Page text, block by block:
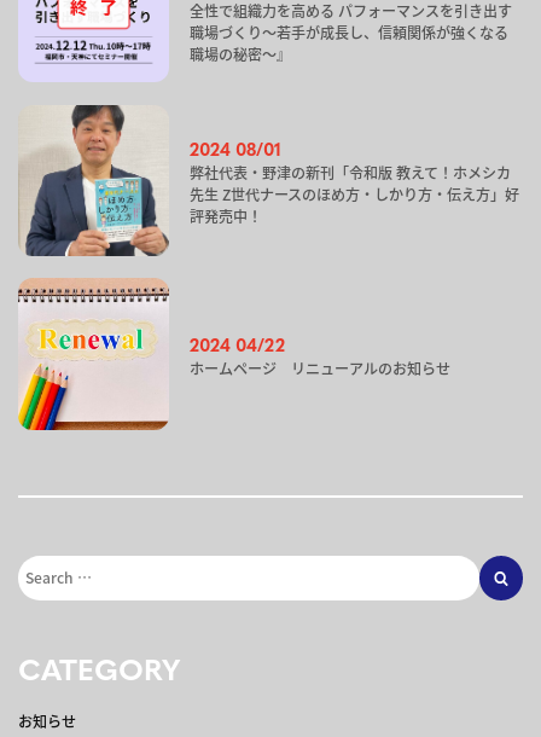
全性で組織力を高める パフォーマンスを引き出す
職場づくり～若手が成長し、信頼関係が強くなる
職場の秘密～』
2024 08/01
弊社代表・野津の新刊「令和版 教えて！ホメシカ
先生 Z世代ナースのほめ方・しかり方・伝え方」好
評発売中！
2024 04/22
ホームページ リニューアルのお知らせ
CATEGORY
お知らせ